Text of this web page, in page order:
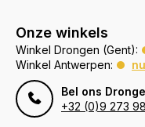
Onze winkels
Winkel Drongen (Gent):
Winkel Antwerpen:
Bel ons
+32 (0)9 273